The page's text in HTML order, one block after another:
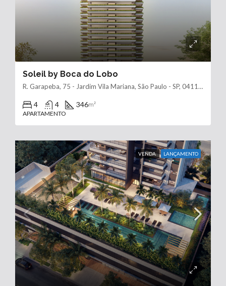
Soleil by Boca do Lobo
R. Garapeba, 75 - Jardim Vila Mariana, São Paulo - SP, 04116-210
4 4 346m²
APARTAMENTO
VENDA LANÇAMENTO